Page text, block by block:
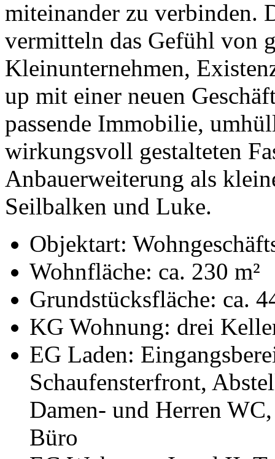
miteinander zu verbinden.
vermitteln das Gefühl von
Kleinunternehmen,
up mit einer neuen
passende Immobilie,
wirkungsvoll gestalteten
Anbauerweiterung als
Seilbalken und Luke.
Objektart:
Wohnfläche: ca. 230 m²
Grundstücksfläche: ca.
KG Wohnung: drei
EG Laden:
Schaufensterfront,
Damen- und Herren
Büro